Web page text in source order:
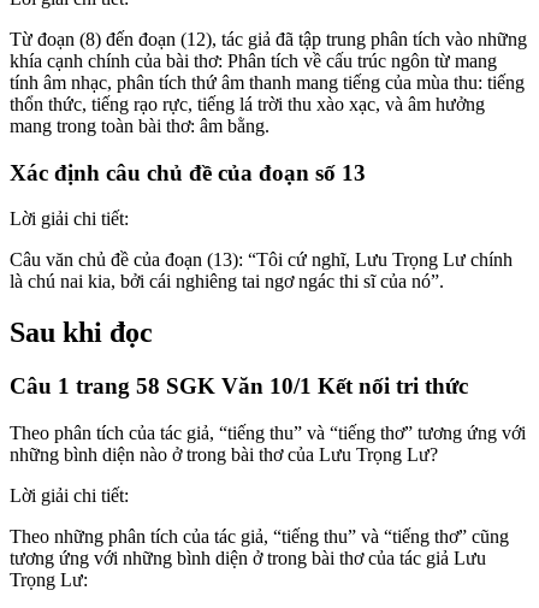
Từ đoạn (8) đến đoạn (12), tác giả đã tập trung phân tích vào những
khía cạnh chính của bài thơ: Phân tích về cấu trúc ngôn từ mang
tính âm nhạc, phân tích thứ âm thanh mang tiếng của mùa thu: tiếng
thổn thức, tiếng rạo rực, tiếng lá trời thu xào xạc, và âm hưởng
mang trong toàn bài thơ: âm bằng.
Xác định câu chủ đề của đoạn số 13
Lời giải chi tiết:
Câu văn chủ đề của đoạn (13): “Tôi cứ nghĩ, Lưu Trọng Lư chính
là chú nai kia, bởi cái nghiêng tai ngơ ngác thi sĩ của nó”.
Sau khi đọc
Câu 1 trang 58 SGK Văn 10/1 Kết nối tri thức
Theo phân tích của tác giả, “tiếng thu” và “tiếng thơ” tương ứng với
những bình diện nào ở trong bài thơ của Lưu Trọng Lư?
Lời giải chi tiết:
Theo những phân tích của tác giả, “tiếng thu” và “tiếng thơ” cũng
tương ứng với những bình diện ở trong bài thơ của tác giả Lưu
Trọng Lư: